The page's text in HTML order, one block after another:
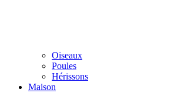
Oiseaux
Poules
Hérissons
Maison